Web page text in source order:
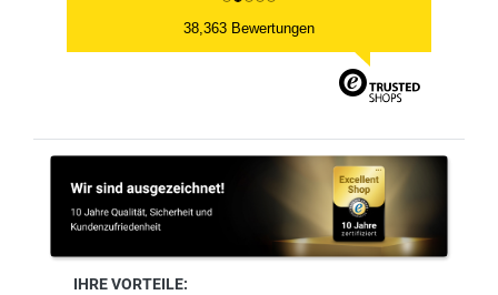
38,363 Bewertungen
IHRE VORTEILE: